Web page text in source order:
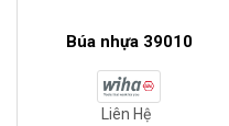
Búa nhựa 39010
Liên Hệ